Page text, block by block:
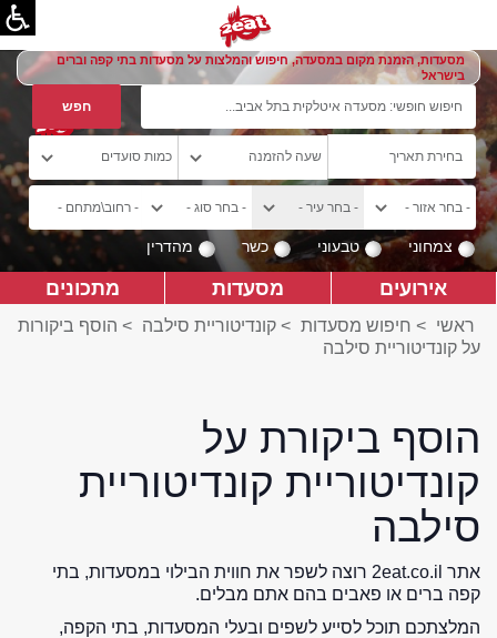
מסעדות, הזמנת מקום במסעדה, חיפוש והמלצות על מסעדות בתי קפה וברים
בישראל
צמחוני טבעוני כשר מהדרין
אירועים מסעדות מתכונים
ראשי > חיפוש מסעדות > קונדיטוריית סילבה > הוסף ביקורות
על קונדיטוריית סילבה
הוסף ביקורת על
קונדיטוריית קונדיטוריית
סילבה
אתר 2eat.co.il רוצה לשפר את חווית הבילוי במסעדות, בתי
קפה ברים או פאבים בהם אתם מבלים.
המלצתכם תוכל לסייע לשפים ובעלי המסעדות, בתי הקפה,